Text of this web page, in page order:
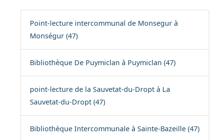
Point-lecture intercommunal de Monsegur à
Monségur (47)
Bibliothèque De Puymiclan à Puymiclan (47)
point-lecture de la Sauvetat-du-Dropt à La
Sauvetat-du-Dropt (47)
Bibliothèque Intercommunale à Sainte-Bazeille (47)